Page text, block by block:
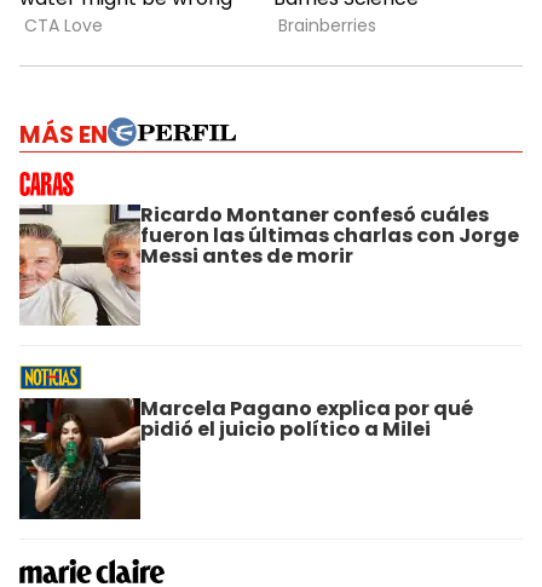
MÁS EN
Ricardo Montaner confesó cuáles
fueron las últimas charlas con Jorge
Messi antes de morir
Marcela Pagano explica por qué
pidió el juicio político a Milei